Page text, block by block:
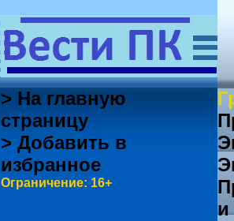
> На главную
страницу
> Добавить в
избранное
Ограничение: 16+